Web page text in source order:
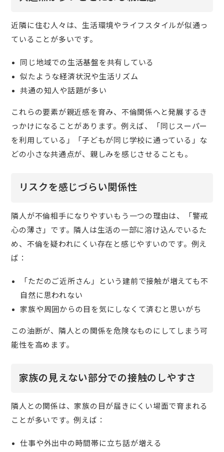
近隣に住む人々は、生活環境やライフスタイルが似通っ
ていることが多いです。
同じ地域での生活基盤を共有している
似たような経済状況や生活リズム
共通の知人や話題が多い
これらの要素が親近感を育み、不倫関係へと発展するき
っかけになることがあります。例えば、「同じスーパー
を利用している」「子どもが同じ学校に通っている」な
どの小さな共通点が、親しみを感じさせることも。
リスクを感じづらい関係性
隣人が不倫相手になりやすいもう一つの理由は、「警戒
心の薄さ」です。隣人は生活の一部に溶け込んでいるた
め、不倫を疑われにくい存在と感じやすいのです。例え
ば：
「ただのご近所さん」という建前で接触が増えても不
自然に思われない
家族や周囲からの目を気にしなくて済むと思いがち
この油断が、隣人との関係を危険なものにしてしまう可
能性を高めます。
家族の見えない部分での接触のしやすさ
隣人との関係は、家族の目が届きにくい場面で育まれる
ことが多いです。例えば：
仕事や外出中の時間帯に立ち話が増える